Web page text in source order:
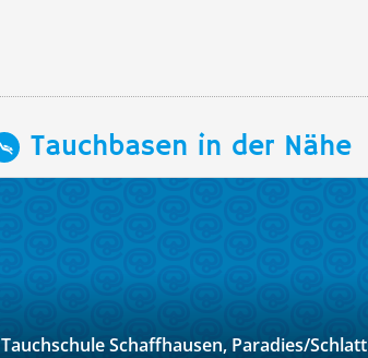
Tauchbasen in der Nähe
Tauchschule Schaffhausen, Paradies/Schlatt